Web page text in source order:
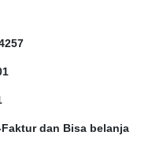
Faktur dan Bisa belanja